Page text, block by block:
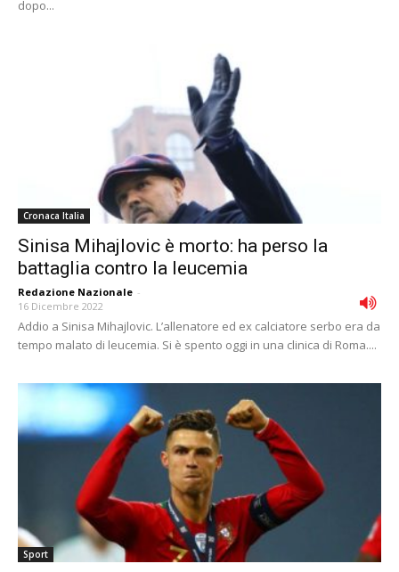
dopo...
Cronaca Italia
Sinisa Mihajlovic è morto: ha perso la
battaglia contro la leucemia
Redazione Nazionale -
16 Dicembre 2022
Addio a Sinisa Mihajlovic. L’allenatore ed ex calciatore serbo era da
tempo malato di leucemia. Si è spento oggi in una clinica di Roma....
Sport